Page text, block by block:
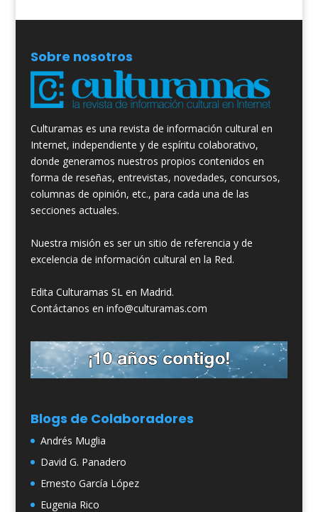
Sobre nosotros
Culturamas es una revista de información cultural en
Internet, independiente y de espíritu colaborativo,
donde generamos nuestros propios contenidos en
forma de reseñas, entrevistas, novedades, concursos,
columnas de opinión, etc., para cada una de las
secciones actuales.
Nuestra misión es ser un sitio de referencia y de
excelencia de información cultural en la Red.
Edita Culturamas SL en Madrid.
Contáctanos en info@culturamas.com
Blogs de Colaboradores
Andrés Muglia
David G. Panadero
Ernesto García López
Eugenia Rico